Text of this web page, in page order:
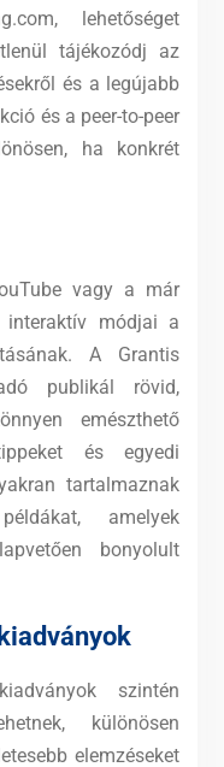
lehetőséget
tájékozódj az
és a legújabb
és a peer-to-peer
ha konkrét
vagy a már
interaktív módjai a
A Grantis
publikál rövid,
emészthető
és egyedi
tartalmaznak
amelyek
bonyolult
szintén
különösen
elemzéseket